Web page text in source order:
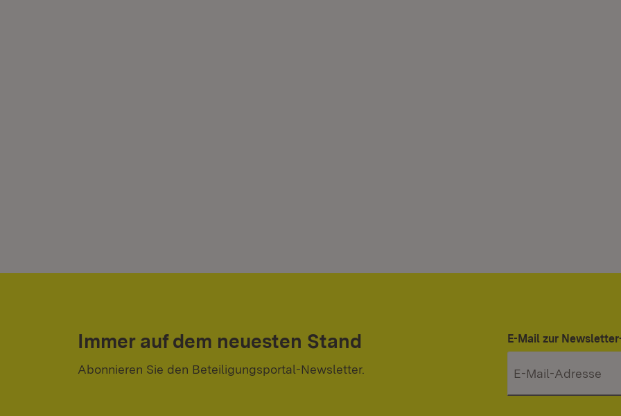
Immer auf dem neuesten Stand
Abonnieren Sie den Beteiligungsportal-Newsletter.
E-Mail zur